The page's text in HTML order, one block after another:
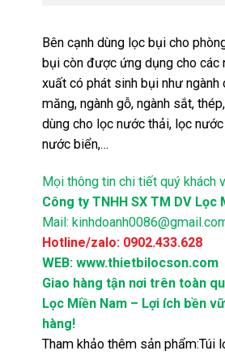
Bên cạnh dùng lọc bụi cho
bụi còn được ứng dụng cho các
xuất có phát sinh bụi như ngành
măng, ngành gỗ, ngành sắt,
dùng cho lọc nước thải, lọc
nước biển,…
Mọi thông tin chi tiết quý khách
Công ty TNHH SX TM DV Lọc
Mail:
Hotline/zalo: 0902.433.628
WEB: www.thietbilocson.com
Giao hàng tận nơi trên toàn
Lọc Miền Nam – Lợi ích bền
hàng!
Tham khảo thêm sản phẩm:Túi